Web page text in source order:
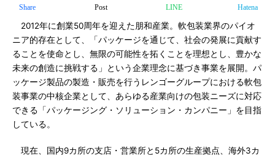
Share Post LINE Hatena
2012年に創業50周年を迎えた朋和産業。軟包装業界のパイオ
ニア的存在として、「パッケージを通じて、社会の発展に貢献す
ることを使命とし、無限の可能性を拓くことを理想とし、豊かな
未来の創造に挑戦する」という企業理念に基づき事業を展開。パ
ッケージ製品の製造・販売を行うレンゴーグループにおける軟包
装事業の中核企業として、あらゆる産業向けの包装ニーズに対応
できる「パッケージング・ソリューション・カンパニー」を目指
している。
現在、国内9カ所の支店・営業所と5カ所の生産拠点、海外3カ